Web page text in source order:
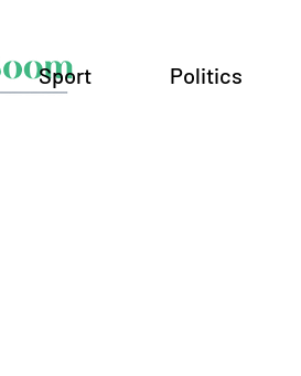
Sport Politics